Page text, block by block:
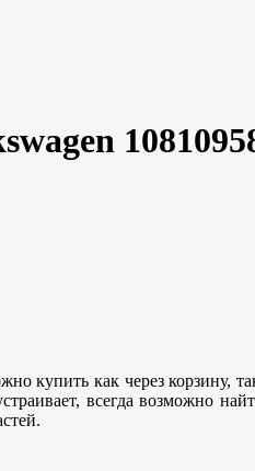
купить как через корзину,
всегда возможно